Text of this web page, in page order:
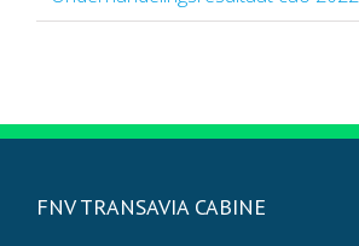
FNV TRANSAVIA CABINE